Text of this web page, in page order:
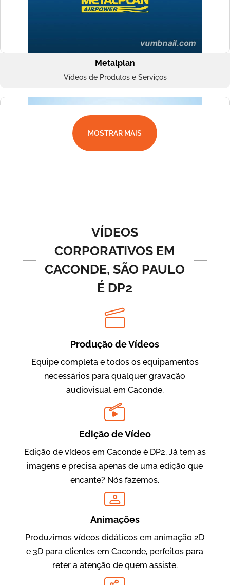
Metalplan
Vídeos de Produtos e Serviços
BRF Parceiros
Vídeos de Integração e Segurança
Vídeo Institucional
MOSTRAR MAIS
VÍDEOS
CORPORATIVOS EM
CACONDE, SÃO PAULO
É DP2
Produção de Vídeos
Equipe completa e todos os equipamentos
necessários para qualquer gravação
audiovisual em Caconde.
Edição de Vídeo
Edição de vídeos em Caconde é DP2. Já tem as
imagens e precisa apenas de uma edição que
encante? Nós fazemos.
Animações
Produzimos vídeos didáticos em animação 2D
e 3D para clientes em Caconde, perfeitos para
reter a atenção de quem assiste.